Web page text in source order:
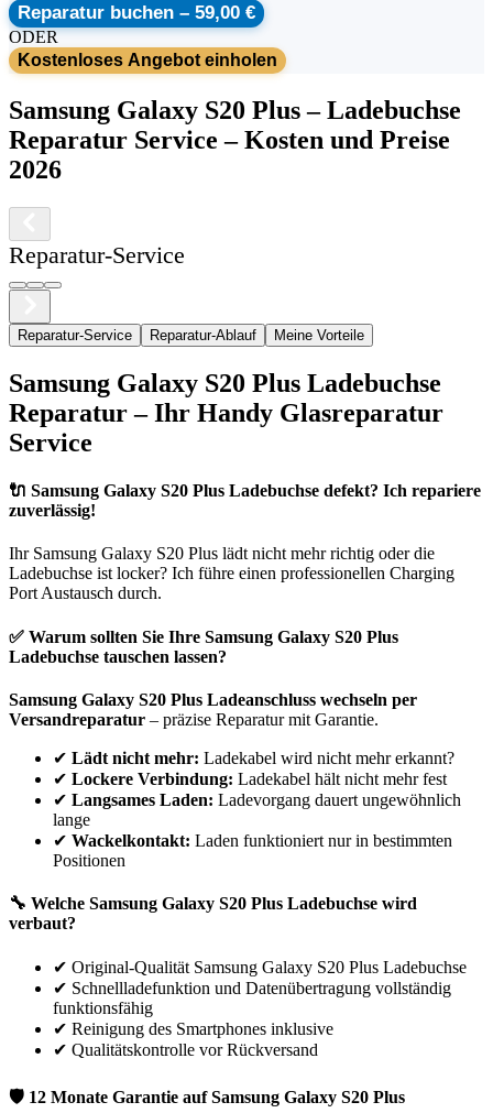
Reparatur buchen – 59,00 €
ODER
Kostenloses Angebot einholen
Samsung Galaxy S20 Plus–Ladebuchse
Reparatur Service – Kosten und Preise
2026
Reparatur-Service
Reparatur-Service Reparatur-Ablauf Meine Vorteile
Samsung Galaxy S20 Plus Ladebuchse
Reparatur – Ihr Handy Glasreparatur
Service
🔌 Samsung Galaxy S20 Plus Ladebuchse defekt? Ich repariere
zuverlässig!
Ihr Samsung Galaxy S20 Plus lädt nicht mehr richtig oder die
Ladebuchse ist locker? Ich führe einen professionellen Charging
Port Austausch durch.
✅ Warum sollten Sie Ihre Samsung Galaxy S20 Plus
Ladebuchse tauschen lassen?
Samsung Galaxy S20 Plus Ladeanschluss wechseln per
Versandreparatur – präzise Reparatur mit Garantie.
✔ Lädt nicht mehr: Ladekabel wird nicht mehr erkannt?
✔ Lockere Verbindung: Ladekabel hält nicht mehr fest
✔ Langsames Laden: Ladevorgang dauert ungewöhnlich
lange
✔ Wackelkontakt: Laden funktioniert nur in bestimmten
Positionen
🔧 Welche Samsung Galaxy S20 Plus Ladebuchse wird
verbaut?
✔ Original-Qualität Samsung Galaxy S20 Plus Ladebuchse
✔ Schnellladefunktion und Datenübertragung vollständig
funktionsfähig
✔ Reinigung des Smartphones inklusive
✔ Qualitätskontrolle vor Rückversand
🛡 12 Monate Garantie aufSamsung Galaxy S20 Plus